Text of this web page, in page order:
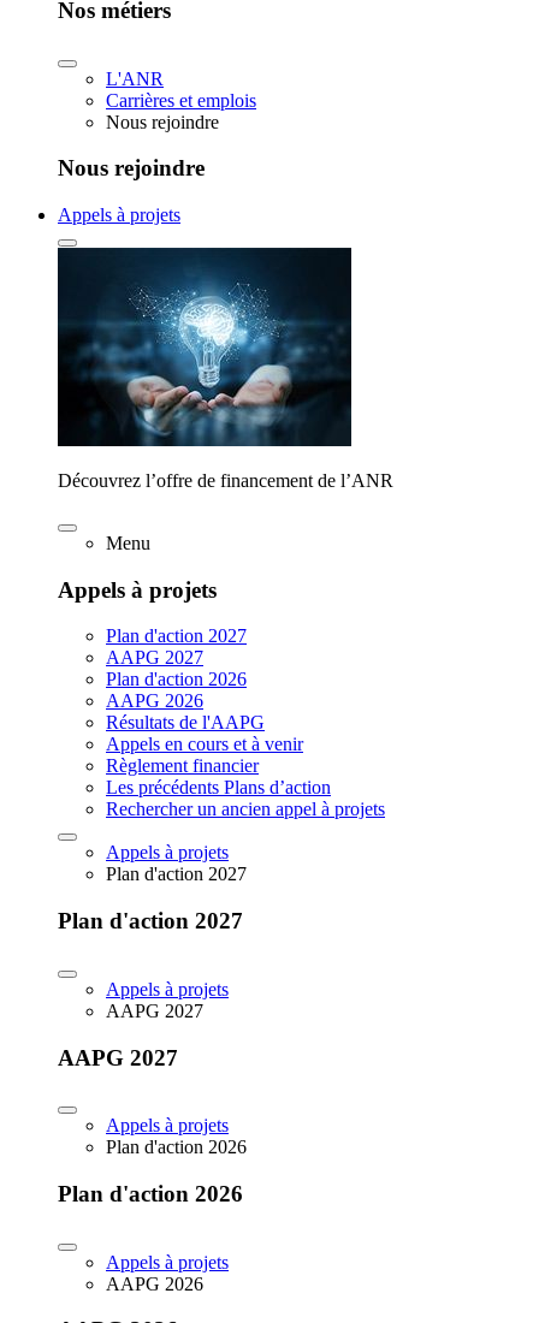
Nos métiers
L'ANR
Carrières et emplois
Nous rejoindre
Nous rejoindre
Appels à projets
Découvrez l’offre de financement de l’ANR
Menu
Appels à projets
Plan d'action 2027
AAPG 2027
Plan d'action 2026
AAPG 2026
Résultats de l'AAPG
Appels en cours et à venir
Règlement financier
Les précédents Plans d’action
Rechercher un ancien appel à projets
Appels à projets
Plan d'action 2027
Plan d'action 2027
Appels à projets
AAPG 2027
AAPG 2027
Appels à projets
Plan d'action 2026
Plan d'action 2026
Appels à projets
AAPG 2026